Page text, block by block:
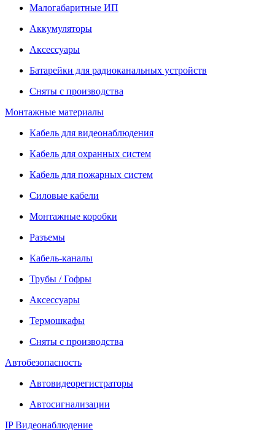
Малогабаритные ИП
Аккумуляторы
Аксессуары
Батарейки для радиоканальных устройств
Сняты с производства
Монтажные материалы
Кабель для видеонаблюдения
Кабель для охранных систем
Кабель для пожарных систем
Силовые кабели
Монтажные коробки
Разъемы
Кабель-каналы
Трубы / Гофры
Аксессуары
Термошкафы
Сняты с производства
Автобезопасность
Автовидеорегистраторы
Автосигнализации
IP Видеонаблюдение